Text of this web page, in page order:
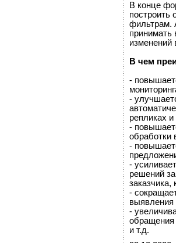
В конце
построить
фильтрам.
принимать
изменений
В чем
-
-
репликах и
-
обработки
-
-
решений
заказчика,
-
выявления
-
обращения
и т.д.